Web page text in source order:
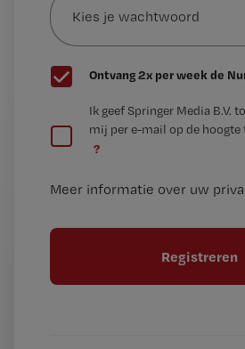
je
wachtwoord
G
e
t
Ontvang 2x per week de
e
t
l
Ik geef Springer Media B.V.
mij per e-mail op de hoogte
?
Meer informatie over uw